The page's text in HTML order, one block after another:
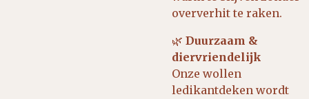
oververhit te raken.
🌿 Duurzaam &
diervriendelijk
Onze wollen
ledikantdeken wordt